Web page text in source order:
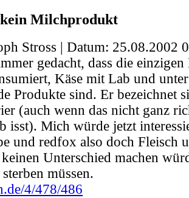
Milchprodukt
Stross | Datum: 25.08.2002
gedacht, dass die
Käse mit Lab und
Produkte sind. Er bezeichnet
(auch wenn das nicht ganz
isst). Mich würde jetzt
und redfox also doch Fleisch
Unterschied machen
müssen.
4/478/486